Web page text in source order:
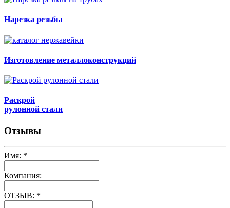
Нарезка резьбы
Изготовление металлоконструкций
Раскрой
рулонной стали
Отзывы
Имя: *
Компания:
ОТЗЫВ: *